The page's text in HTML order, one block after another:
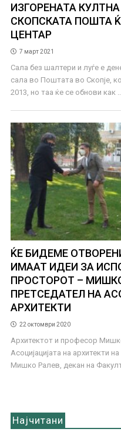
ИЗГОРЕНАТА
СКОПСКАТА ПОШТА
ЦЕНТАР
7 март 2021
Сала без шалтери и луѓе е
сала во Поштата во Скопје,
2013, но таа ќе се обнови как ...
ЌЕ БИДЕМЕ
ИМААТ ИДЕИ ЗА
ПРОСТОРОТ –
ПРЕТСЕДАТЕЛ НА
АРХИТЕКТИ
22 октомври 2020
Архитектот и професор
Асоцијацијата на архитекти
Мишко Ралев, декан на
Најчитани